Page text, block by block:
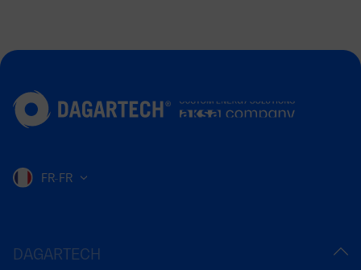
DAGARTECH
FR-FR